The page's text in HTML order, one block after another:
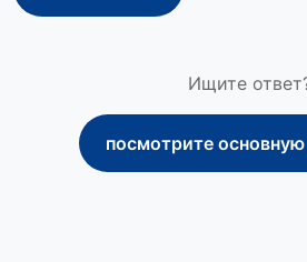
Ищите
посмотрите